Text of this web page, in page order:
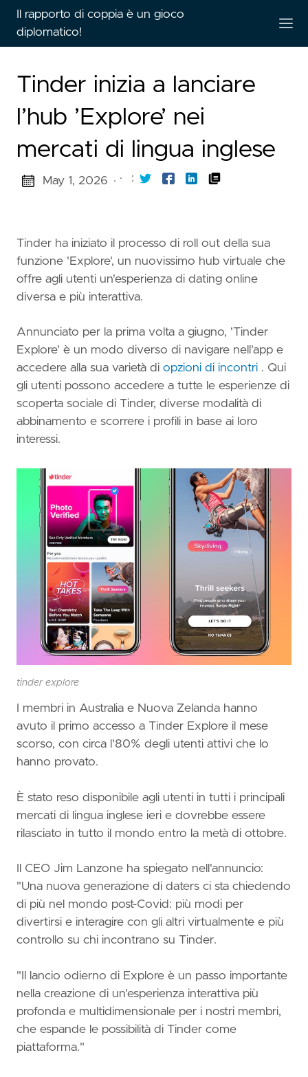
Il rapporto di coppia è un gioco
diplomatico!
Tinder inizia a lanciare
l’hub ’Explore’ nei
mercati di lingua inglese
May 1, 2026 · · :
Tinder ha iniziato il processo di roll out della sua
funzione 'Explore', un nuovissimo hub virtuale che
offre agli utenti un'esperienza di dating online
diversa e più interattiva.
Annunciato per la prima volta a giugno, 'Tinder
Explore' è un modo diverso di navigare nell'app e
accedere alla sua varietà di opzioni di incontri . Qui
gli utenti possono accedere a tutte le esperienze di
scoperta sociale di Tinder, diverse modalità di
abbinamento e scorrere i profili in base ai loro
interessi.
tinder explore
I membri in Australia e Nuova Zelanda hanno
avuto il primo accesso a Tinder Explore il mese
scorso, con circa l'80% degli utenti attivi che lo
hanno provato.
È stato reso disponibile agli utenti in tutti i principali
mercati di lingua inglese ieri e dovrebbe essere
rilasciato in tutto il mondo entro la metà di ottobre.
Il CEO Jim Lanzone ha spiegato nell'annuncio:
"Una nuova generazione di daters ci sta chiedendo
di più nel mondo post-Covid: più modi per
divertirsi e interagire con gli altri virtualmente e più
controllo su chi incontrano su Tinder.
"Il lancio odierno di Explore è un passo importante
nella creazione di un'esperienza interattiva più
profonda e multidimensionale per i nostri membri,
che espande le possibilità di Tinder come
piattaforma."